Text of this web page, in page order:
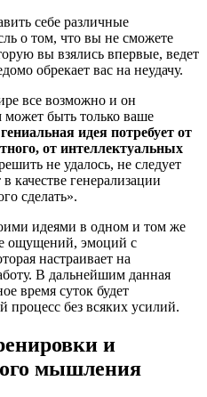
себе различные
о том, что вы не сможете
вы взялись впервые, ведет
обрекает вас на неудачу.
все возможно и он
быть только ваше
идея потребует от
от интеллектуальных
не удалось, не следует
качестве генерализации
сделать».
идеями в одном и том же
ощущений, эмоций с
настраивает на
В дальнейшим данная
время суток будет
процесс без всяких усилий.
и
мышления